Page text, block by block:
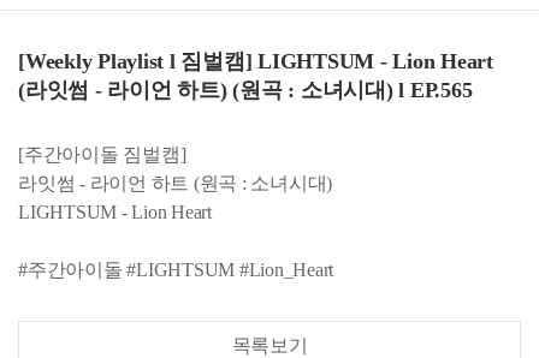
[Weekly Playlist l 짐벌캠] LIGHTSUM - Lion Heart
(라잇썸 - 라이언 하트) (원곡 : 소녀시대) l EP.565
[주간아이돌 짐벌캠]
라잇썸 - 라이언 하트 (원곡 : 소녀시대)
LIGHTSUM - Lion Heart
#주간아이돌 #LIGHTSUM #Lion_Heart
목록보기